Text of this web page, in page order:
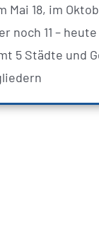
Mai 18, im
noch 11 –
5 Städte und